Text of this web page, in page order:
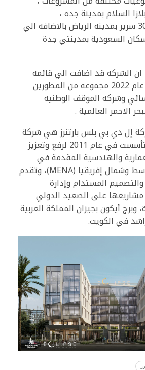
السلام بمدينة جده ،
ومستشفي عام 300 سرير بمدينه الرياض بالاضافه الي
السعودية بمدينتي جدة
الشركه قد اضافت الي قائمه
عملائها في بدايه عام 2022 مجموعه من المطورين
وشركه الموقف الوطنيه
إل دي بي بلس بارتنرز هي شركة
مصرية مساهمه ، تأسست في عام 2011 لرفع وتعزيز
والهندسية المقدمة في
منطقة الشرق الأوسط وشمال إفريقيا (MENA)، وتقدم
المستدام وإدارة
مشاريعها على الصعيد الدولي
وبرج أيكون بجيزان المملكة العربية
في الكويت.